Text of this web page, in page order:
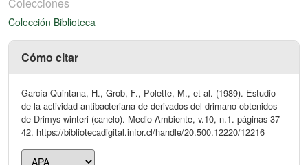
Colección Biblioteca
Cómo citar
García-Quintana, H., Grob, F., Polette, M., et al. (1989). Estudio
de la actividad antibacteriana de derivados del drimano obtenidos
de Drimys winteri (canelo). Medio Ambiente, v.10, n.1. páginas 37-
42. https://bibliotecadigital.infor.cl/handle/20.500.12220/12216